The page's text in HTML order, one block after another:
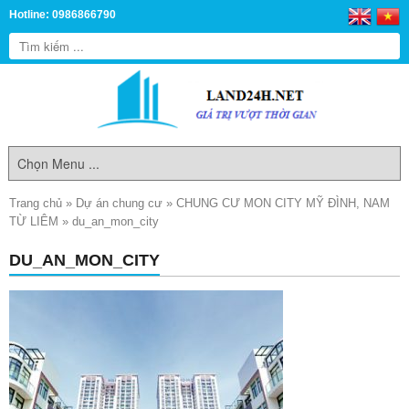
Hotline: 0986866790
Trang chủ » Dự án chung cư » CHUNG CƯ MON CITY MỸ ĐÌNH, NAM
TỪ LIÊM » du_an_mon_city
DU_AN_MON_CITY